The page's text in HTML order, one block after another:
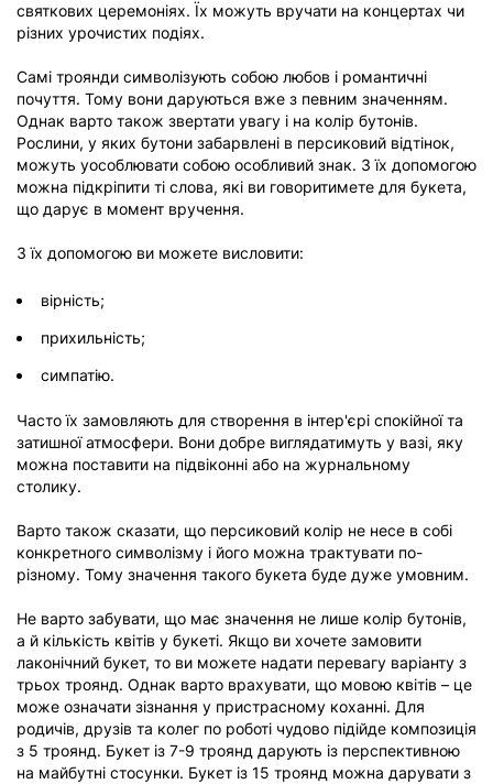
святкових церемоніях. Їх можуть вручати на концертах чи
різних урочистих подіях.
Самі троянди символізують собою любов і романтичні
почуття. Тому вони даруються вже з певним значенням.
Однак варто також звертати увагу і на колір бутонів.
Рослини, у яких бутони забарвлені в персиковий відтінок,
можуть уособлювати собою особливий знак. З їх допомогою
можна підкріпити ті слова, які ви говоритимете для букета,
що дарує в момент вручення.
З їх допомогою ви можете висловити:
вірність;
прихильність;
симпатію.
Часто їх замовляють для створення в інтер'єрі спокійної та
затишної атмосфери. Вони добре виглядатимуть у вазі, яку
можна поставити на підвіконні або на журнальному
столику.
Варто також сказати, що персиковий колір не несе в собі
конкретного символізму і його можна трактувати по-
різному. Тому значення такого букета буде дуже умовним.
Не варто забувати, що має значення не лише колір бутонів,
а й кількість квітів у букеті. Якщо ви хочете замовити
лаконічний букет, то ви можете надати перевагу варіанту з
трьох троянд. Однак варто врахувати, що мовою квітів – це
може означати зізнання у пристрасному коханні. Для
родичів, друзів та колег по роботі чудово підійде композиція
з 5 троянд. Букет із 7-9 троянд дарують із перспективною
на майбутні стосунки. Букет із 15 троянд можна дарувати з